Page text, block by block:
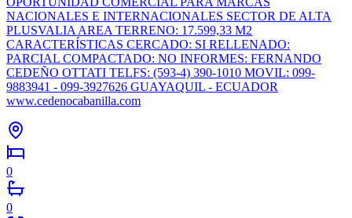
NACIONALES E INTERNACIONALES SECTOR DE ALTA
PLUSVALIA AREA TERRENO: 17.599,33 M2
CARACTERÍSTICAS CERCADO: SI RELLENADO:
PARCIAL COMPACTADO: NO INFORMES: FERNANDO
CEDEÑO OTTATI TELFS: (593-4) 390-1010 MOVIL: 099-
9883941 - 099-3927626 GUAYAQUIL - ECUADOR
www.cedenocabanilla.com
0
0